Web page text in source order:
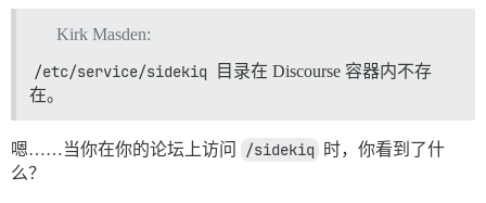
Kirk Masden:
/etc/service/sidekiq
目录在 Discourse 容器内不存
在。
嗯……当你在你的论坛上访问 /sidekiq
时，你看到了什
么？